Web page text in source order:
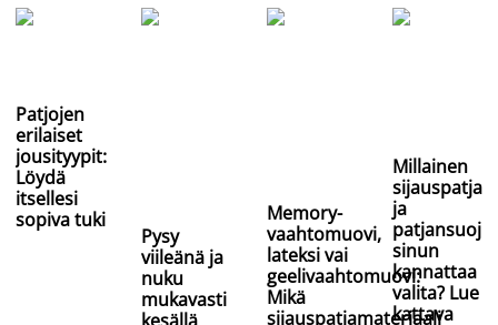
Patjojen
erilaiset
jousityypit:
Löydä
itsellesi
sopiva tuki
Pysy
viileänä ja
nuku
mukavasti
Memory-
vaahtomuovi,
lateksi vai
geelivaahtomuovi:
Mikä
sijauspatjamateriaali
Millainen
sijauspatja
ja
sinun
kannattaa
valita? Lue
kattava